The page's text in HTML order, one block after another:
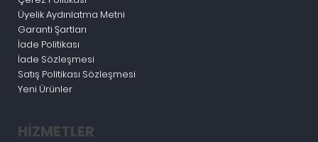
Üyelik Aydınlatma Metni
Garanti Şartları
İade Politikası
İade Sözleşmesi
Satış Politikası Sözleşmesi
Yeni Ürünler
HİZMETLER